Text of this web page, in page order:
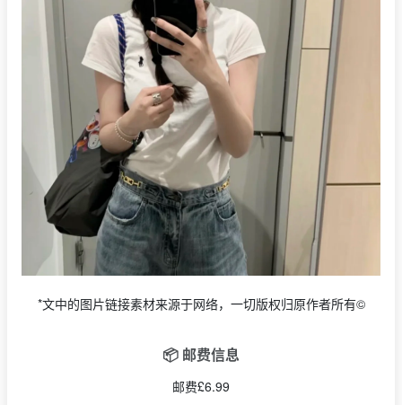
*文中的图片链接素材来源于网络，一切版权归原作者所有©
📦 邮费信息
邮费£6.99